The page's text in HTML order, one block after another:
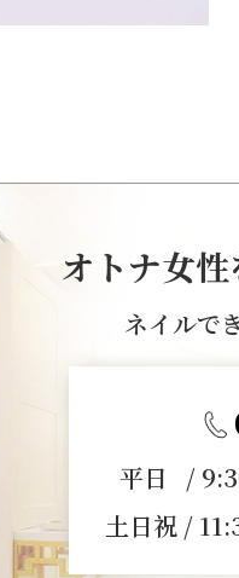
オトナ女
ネイルで
平日 /
土日祝 /